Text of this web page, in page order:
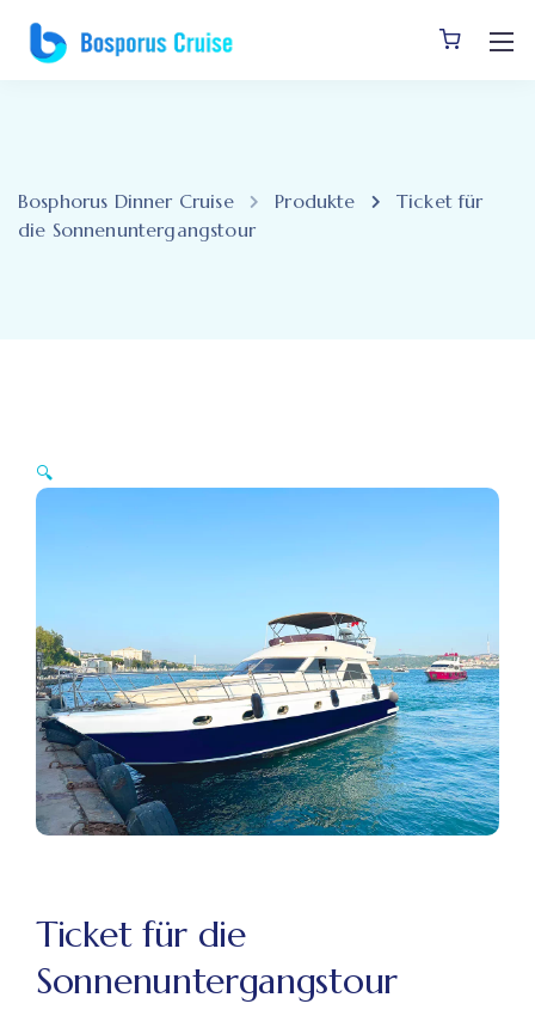
Bosphorus Dinner Cruise Produkte
Ticket für
die Sonnenuntergangstour
🔍
Ticket für die
Sonnenuntergangstour